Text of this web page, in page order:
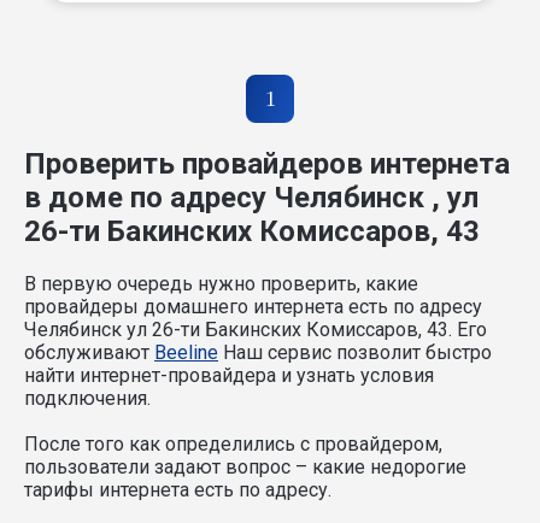
1
Проверить провайдеров интернета
в доме по адресу Челябинск , ул
26-ти Бакинских Комиссаров, 43
В первую очередь нужно проверить, какие
провайдеры домашнего интернета есть по адресу
Челябинск ул 26-ти Бакинских Комиссаров, 43. Его
обслуживают Beeline Наш сервис позволит быстро
найти интернет-провайдера и узнать условия
подключения.
После того как определились с провайдером,
пользователи задают вопрос – какие недорогие
тарифы интернета есть по адресу.